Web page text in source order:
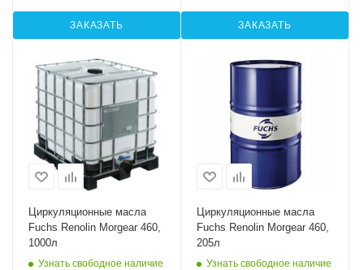
ЗАКАЗАТЬ ЗАКАЗАТЬ
Циркуляционные масла
Fuchs Renolin Morgear 460,
1000л
Узнать свободное наличие
Циркуляционные масла
Fuchs Renolin Morgear 460,
205л
Узнать свободное наличие